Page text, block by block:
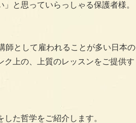
と思っていらっしゃる保護者様。
師として雇われることが多い日本の
上の、上質のレッスンをご提供す
た哲学をご紹介します。